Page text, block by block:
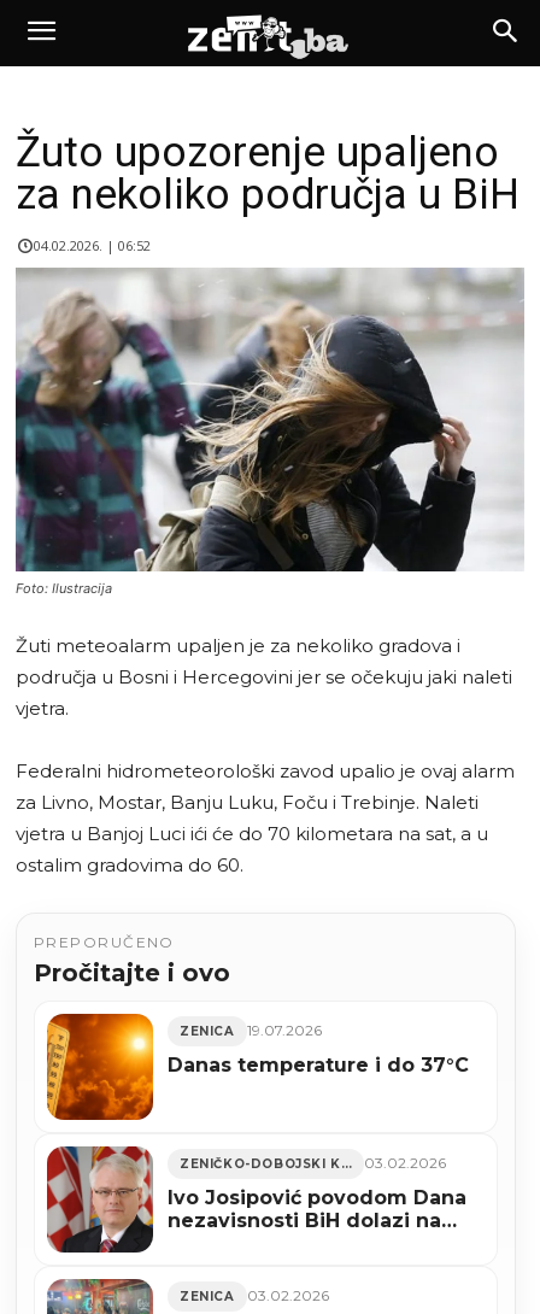
Žuto upozorenje upaljeno
za nekoliko područja u BiH
04.02.2026. | 06:52
Foto: Ilustracija
Žuti meteoalarm upaljen je za nekoliko gradova i
područja u Bosni i Hercegovini jer se očekuju jaki naleti
vjetra.
Federalni hidrometeorološki zavod upalio je ovaj alarm
za Livno, Mostar, Banju Luku, Foču i Trebinje. Naleti
vjetra u Banjoj Luci ići će do 70 kilometara na sat, a u
ostalim gradovima do 60.
PREPORUČENO
Pročitajte i ovo
ZENICA 19.07.2026
Danas temperature i do 37°C
ZENIČKO-DOBOJSKI KANTON 03.02.2026
Ivo Josipović povodom Dana
nezavisnosti BiH dolazi na
ZENICA 03.02.2026